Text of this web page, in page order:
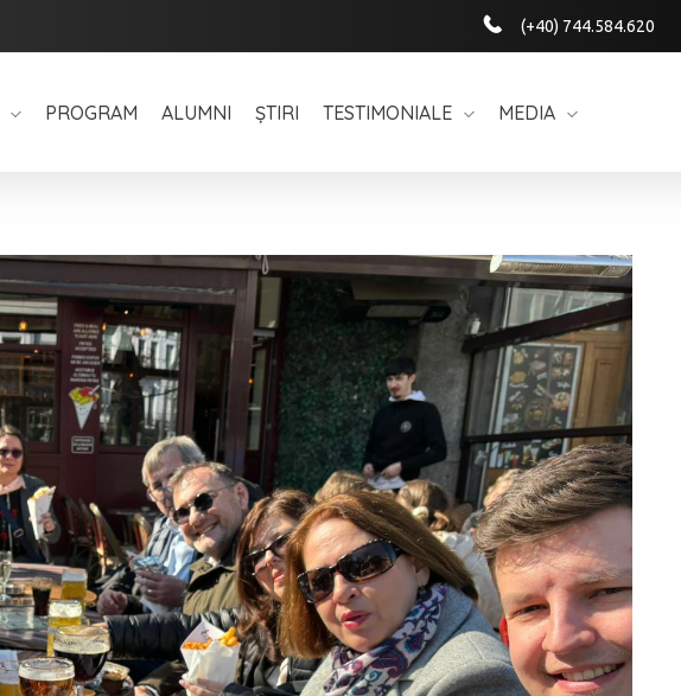
(+40) 744.584.620
PROGRAM ALUMNI ȘTIRI TESTIMONIALE MEDIA